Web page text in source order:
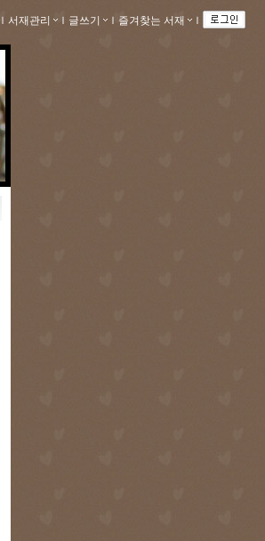
ｌ 서재관리 ｌ 글쓰기 ｌ 즐겨찾는 서재 ｌ